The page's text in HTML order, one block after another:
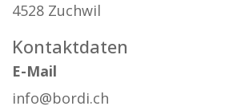
4528 Zuchwil
Kontaktdaten
E-Mail
info@bordi.ch